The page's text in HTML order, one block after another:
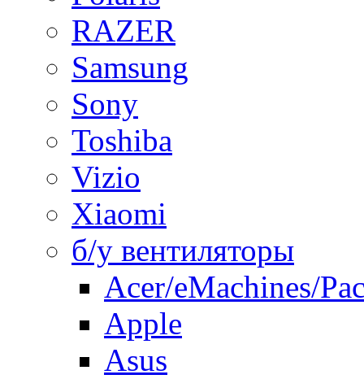
RAZER
Samsung
Sony
Toshiba
Vizio
Xiaomi
б/у вентиляторы
Acer/eMachines/
Apple
Asus